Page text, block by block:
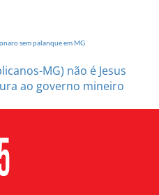
sem palanque em MG
MG) não é Jesus
ao governo mineiro